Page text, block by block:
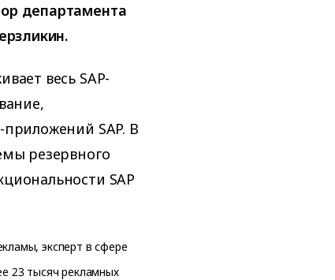
департамента
весь SAP-
SAP. В
резервного
SAP
эксперт в сфере
23 тысяч рекламных